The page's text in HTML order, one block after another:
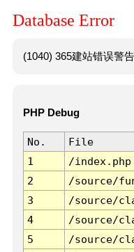
Database Error
(1040) 365建站错误警
PHP Debug
No. File
1
/index.php
2
/source/
3
/source/
4
/source/
5
/source/